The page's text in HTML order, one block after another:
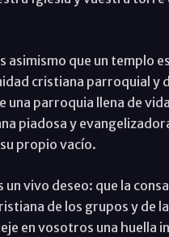
asimismo que un templo
cristiana parroquial y
una parroquia llena de
piadosa y
propio vacío.
vivo deseo: que la
de los grupos y de
en vosotros una huella